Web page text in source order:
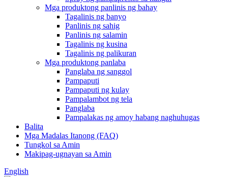
Mga produktong panlinis ng bahay
Tagalinis ng banyo
Panlinis ng sahig
Panlinis ng salamin
Tagalinis ng kusina
Tagalinis ng palikuran
Mga produktong panlaba
Panglaba ng sanggol
Pampaputi
Pampaputi ng kulay
Pampalambot ng tela
Panglaba
Pampalakas ng amoy habang naghuhugas
Balita
Mga Madalas Itanong (FAQ)
Tungkol sa Amin
Makipag-ugnayan sa Amin
English